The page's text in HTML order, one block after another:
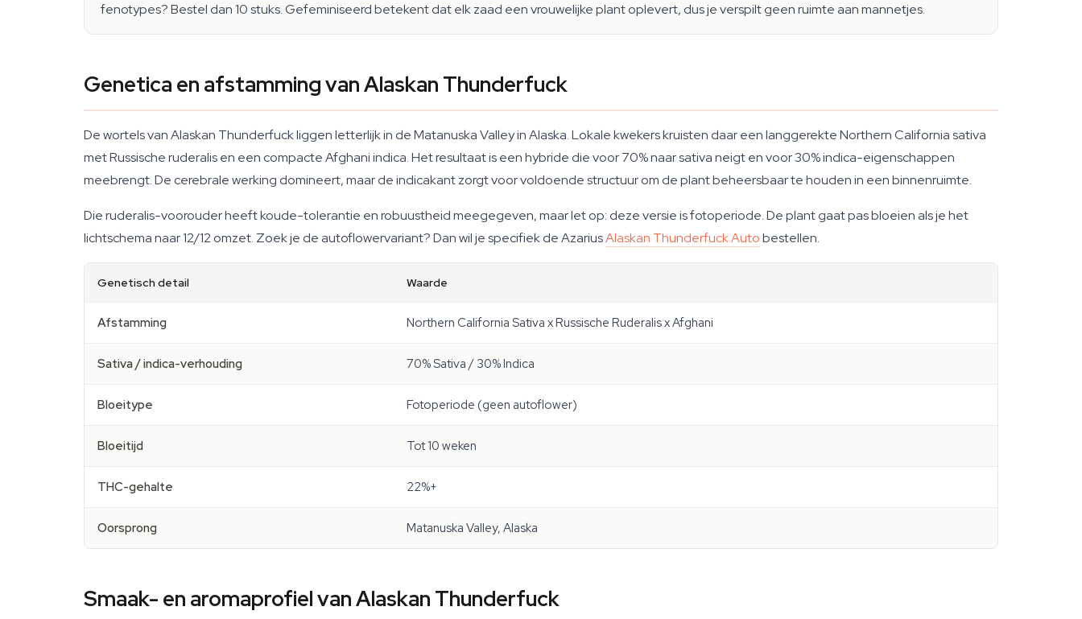
fenotypes? Bestel dan 10 stuks. Gefeminiseerd betekent dat elk zaad een vrouwelijke plant oplevert, dus je verspilt geen ruimte aan mannetjes.
Genetica en afstamming van Alaskan Thunderfuck
De wortels van Alaskan Thunderfuck liggen letterlijk in de Matanuska Valley in Alaska. Lokale kwekers kruisten daar een langgerekte Northern California sativa
met Russische ruderalis en een compacte Afghani indica. Het resultaat is een hybride die voor 70% naar sativa neigt en voor 30% indica-eigenschappen
meebrengt. De cerebrale werking domineert, maar de indicakant zorgt voor voldoende structuur om de plant beheersbaar te houden in een binnenruimte.
Die ruderalis-voorouder heeft koude-tolerantie en robuustheid meegegeven, maar let op: deze versie is fotoperiode. De plant gaat pas bloeien als je het
lichtschema naar 12/12 omzet. Zoek je de autoflowervariant? Dan wil je specifiek de AzariusAlaskan Thunderfuck Autobestellen.
Genetisch detail Waarde
Afstamming Northern California Sativa x Russische Ruderalis x Afghani
Sativa / indica-verhouding 70% Sativa / 30% Indica
Bloeitype Fotoperiode (geen autoflower)
Bloeitijd Tot 10 weken
THC-gehalte 22%+
Oorsprong Matanuska Valley, Alaska
Smaak- en aromaprofiel van Alaskan Thunderfuck